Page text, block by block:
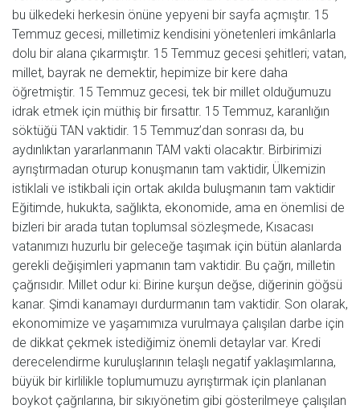
bu ülkedeki herkesin önüne yepyeni bir sayfa açmıştır. 15
Temmuz gecesi, milletimiz kendisini yönetenleri imkânlarla
dolu bir alana çıkarmıştır. 15 Temmuz gecesi şehitleri; vatan,
millet, bayrak ne demektir, hepimize bir kere daha
öğretmiştir. 15 Temmuz gecesi, tek bir millet olduğumuzu
idrak etmek için müthiş bir fırsattır. 15 Temmuz, karanlığın
söktüğü TAN vaktidir. 15 Temmuz’dan sonrası da, bu
aydınlıktan yararlanmanın TAM vakti olacaktır. Birbirimizi
ayrıştırmadan oturup konuşmanın tam vaktidir, Ülkemizin
istiklali ve istikbali için ortak akılda buluşmanın tam vaktidir
Eğitimde, hukukta, sağlıkta, ekonomide, ama en önemlisi de
bizleri bir arada tutan toplumsal sözleşmede, Kısacası
vatanımızı huzurlu bir geleceğe taşımak için bütün alanlarda
gerekli değişimleri yapmanın tam vaktidir. Bu çağrı, milletin
çağrısıdır. Millet odur ki: Birine kurşun değse, diğerinin göğsü
kanar. Şimdi kanamayı durdurmanın tam vaktidir. Son olarak,
ekonomimize ve yaşamımıza vurulmaya çalışılan darbe için
de dikkat çekmek istediğimiz önemli detaylar var. Kredi
derecelendirme kuruluşlarının telaşlı negatif yaklaşımlarına,
büyük bir kirlilikle toplumumuzu ayrıştırmak için planlanan
boykot çağrılarına, bir sıkıyönetim gibi gösterilmeye çalışılan